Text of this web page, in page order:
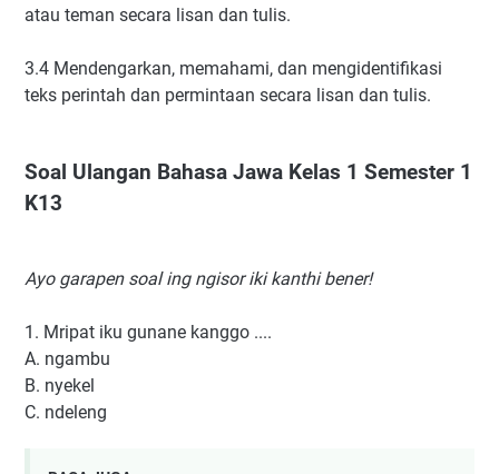
atau teman secara lisan dan tulis.
3.4 Mendengarkan, memahami, dan mengidentifikasi
teks perintah dan permintaan secara lisan dan tulis.
Soal Ulangan Bahasa Jawa Kelas 1 Semester 1
K13
Ayo garapen soal ing ngisor iki kanthi bener!
1. Mripat iku gunane kanggo ....
A. ngambu
B. nyekel
C. ndeleng